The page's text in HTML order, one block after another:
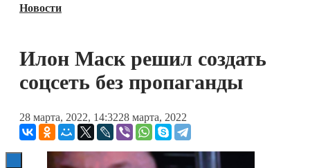
Блокчейн
Книги
Новости
Илон Маск решил создать
соцсеть без пропаганды
28 марта, 2022, 14:3228 марта, 2022